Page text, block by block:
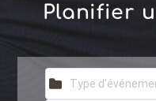
Planifier